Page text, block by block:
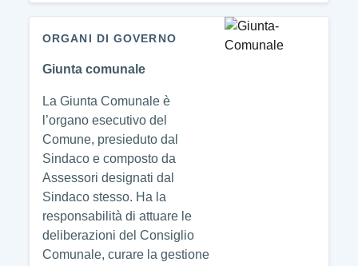
ORGANI DI GOVERNO
Giunta comunale
La Giunta Comunale è
l’organo esecutivo del
Comune, presieduto dal
Sindaco e composto da
Assessori designati dal
Sindaco stesso. Ha la
responsabilità di attuare le
deliberazioni del Consiglio
Comunale, curare la gestione